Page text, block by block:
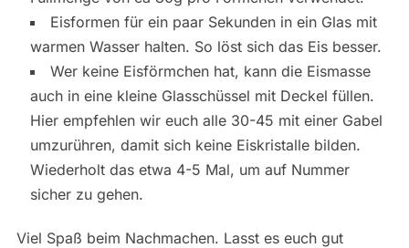
Eisformen für ein paar Sekunden in ein Glas mit
warmen Wasser halten. So löst sich das Eis besser.
Wer keine Eisförmchen hat, kann die Eismasse
auch in eine kleine Glasschüssel mit Deckel füllen.
Hier empfehlen wir euch alle 30-45 mit einer Gabel
umzurühren, damit sich keine Eiskristalle bilden.
Wiederholt das etwa 4-5 Mal, um auf Nummer
sicher zu gehen.
Viel Spaß beim Nachmachen. Lasst es euch gut